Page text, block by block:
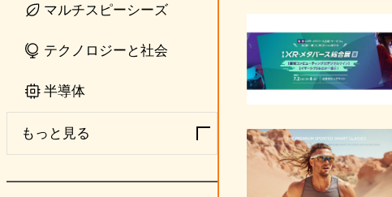
マルチスピーシーズ
テクノロジーと社会
半導体
もっと見る